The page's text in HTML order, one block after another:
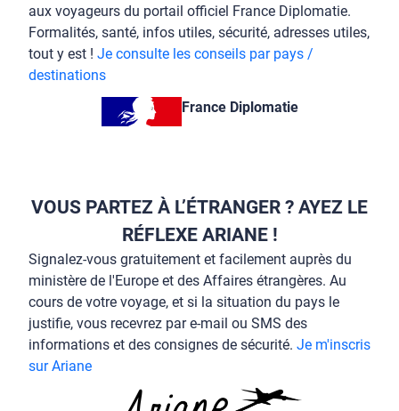
aux voyageurs du portail officiel France Diplomatie.
Formalités, santé, infos utiles, sécurité, adresses utiles,
tout y est ! Je consulte les conseils par pays /
destinations
France Diplomatie
VOUS PARTEZ À L’ÉTRANGER ? AYEZ LE
RÉFLEXE ARIANE !
Signalez-vous gratuitement et facilement auprès du
ministère de l'Europe et des Affaires étrangères. Au
cours de votre voyage, et si la situation du pays le
justifie, vous recevrez par e-mail ou SMS des
informations et des consignes de sécurité. Je m'inscris
sur Ariane